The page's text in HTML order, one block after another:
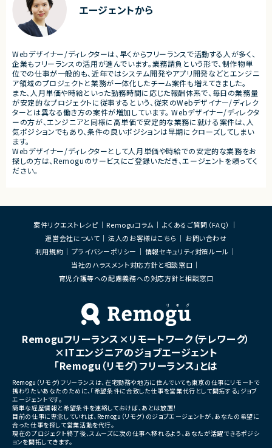
・仕様設計
・プロダクト企画
・開発推進
・運用改善
■その他補足
・フルリモート勤務可能
・10:15から朝会あり
・長期参画前提案件
エージェントから
Webデザイナー/ディレクターは、早くからフリーランスで活動する人が多く、
企業もフリーランスの活用が進んでいます。業務請負という形で、制作物単
位での仕事が一般的も、近年ではシステム開発やアプリ開発などとエンジニ
ア領域のプロジェクトと業務が一体化したチーム案件も増えてきました。
また、人月単価や時給といった勤務時間に応じた報酬体系で、毎日の業務量
が安定的なプロジェクトに従事するという、従来のWebデザイナー/ディレク
ターとは異なる働き方の案件が増加しています。 Webデザイナー/ディレクタ
ーの方が、エンジニアと同様に高単価で安定的な業務に就ける案件は、人
気ポジションでもあり、条件の良いポジションは早期にクローズしてしまい
ます。
Webデザイナー/ディレクターとして人月単価や時給での安定的な業務をお
探しの方は、Remoguのサービスにご登録いただき、エージェントを頼ってく
ださい。
案件リクエストレシピ Remoguコラム
よくあるご質問（FAQ）
運営会社について
法人のお客様はこちら
お問い合わせ
利用規約
プライバシーポリシー
情報セキュリティ対策ルール
当社のハラスメント対応方針と相談窓口
育児介護等への配慮義務への対応方針と相談窓口
Remoguフリーランス×リモートワーク（テレワーク）
×ITエンジニアのジョブエージェント
「Remogu（リモグ）フリーランス」とは
Remogu（リモグ）フリーランスは、在宅勤務や地方に住んでいても東京の仕事にリモートで
携わりたいあなたのために、「希望条件に合致した仕事を営業代行として開拓する」ジョブ
エージェントです。
簡単な経歴情報と希望条件を連絡しておけば、あとは放置！
目前の仕事に専念していれば、Remogu（リモグ）のジョブエージェントが、あなたの希望に
合った仕事を探して営業活動を代行。
現在のプロジェクト終了後、スムーズに次の仕事へ移れるよう、あなたが活躍できるポジシ
ョンを開拓してきます。